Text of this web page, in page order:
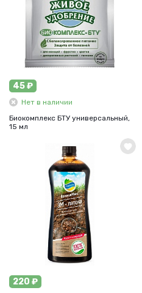
45 ₽
Нет в наличии
Биокомплекс БТУ универсальный,
15 мл
220 ₽